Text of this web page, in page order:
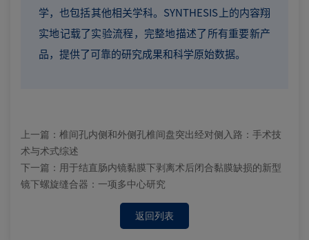
学，也包括其他相关学科。SYNTHESIS上的内容翔
实地记载了实验流程，完整地描述了所有重要新产
品，提供了可靠的研究成果和科学原始数据。
上一篇： 椎间孔内侧和外侧孔椎间盘突出经对侧入路：手术技
术与术式综述
下一篇： 用于结直肠内镜黏膜下剥离术后闭合黏膜缺损的新型
镜下螺旋缝合器：一项多中心研究
返回列表